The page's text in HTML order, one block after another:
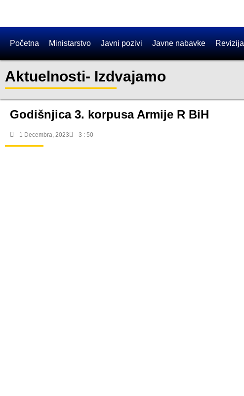
Početna Ministarstvo Javni pozivi Javne nabavke Revizija
Aktuelnosti- Izdvajamo
Godišnjica 3. korpusa Armije R BiH
1 Decembra, 2023 3 : 50